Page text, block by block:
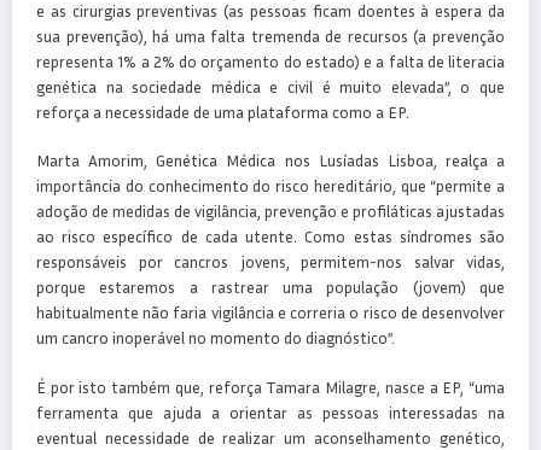
e as cirurgias preventivas (as pessoas ficam doentes à espera da
sua prevenção), há uma falta tremenda de recursos (a prevenção
representa 1% a 2% do orçamento do estado) e a falta de literacia
genética na sociedade médica e civil é muito elevada”, o que
reforça a necessidade de uma plataforma como a EP.
Marta Amorim, Genética Médica nos Lusíadas Lisboa, realça a
importância do conhecimento do risco hereditário, que “permite a
adoção de medidas de vigilância, prevenção e profiláticas ajustadas
ao risco específico de cada utente. Como estas síndromes são
responsáveis por cancros jovens, permitem-nos salvar vidas,
porque estaremos a rastrear uma população (jovem) que
habitualmente não faria vigilância e correria o risco de desenvolver
um cancro inoperável no momento do diagnóstico”.
É por isto também que, reforça Tamara Milagre, nasce a EP, “uma
ferramenta que ajuda a orientar as pessoas interessadas na
eventual necessidade de realizar um aconselhamento genético,